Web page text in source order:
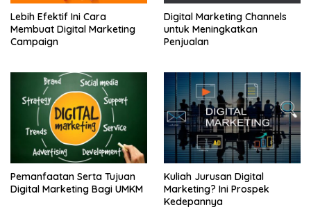
Lebih Efektif Ini Cara
Membuat Digital Marketing
Campaign
Digital Marketing Channels
untuk Meningkatkan
Penjualan
Pemanfaatan Serta Tujuan
Digital Marketing Bagi UMKM
Kuliah Jurusan Digital
Marketing? Ini Prospek
Kedepannya